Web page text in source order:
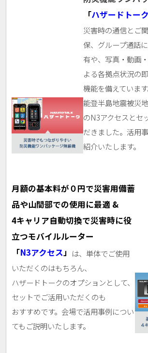
「ハザードトーク
災害時の通信とご
保、グループ通話
有や、写真・動画
よる各拠点状況の
機能を備えています
能登半島地震被災
のN3アクセスとセ
だきました。活用
紹介いたします。
月額の基本料が０円で災害用備蓄
品や山間部での使用に最適 &
4キャリア自動切換で災害時に役
立つモバイルルーター
「N3アクセス 」 は、単体でご使用
いただくのはもちろん、
ハザードトークのオプションとして、
セットでご活用いただくのも
おすすめです。会場で活用事例につい
てもご説明いたします。